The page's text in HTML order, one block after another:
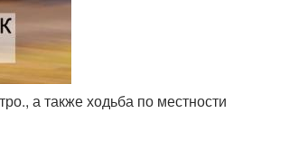
а также ходьба по местности